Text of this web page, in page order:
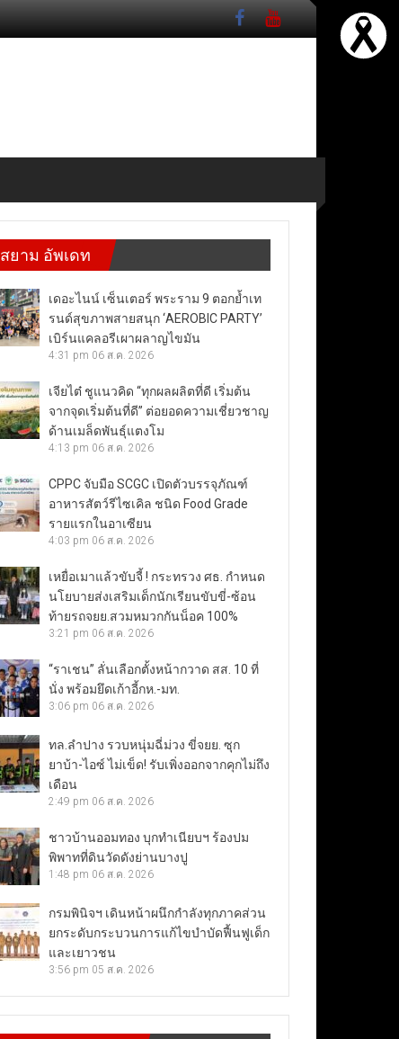
สยาม อัพเดท
เดอะไนน์ เซ็นเตอร์ พระราม 9 ตอกย้ำเท
รนด์สุขภาพสายสนุก ‘AEROBIC PARTY’
เบิร์นแคลอรีเผาผลาญไขมัน
4:31 pm 06 ส.ค. 2026
เจียไต๋ ชูแนวคิด “ทุกผลผลิตที่ดี เริ่มต้น
จากจุดเริ่มต้นที่ดี” ต่อยอดความเชี่ยวชาญ
ด้านเมล็ดพันธุ์แตงโม
4:13 pm 06 ส.ค. 2026
CPPC จับมือ SCGC เปิดตัวบรรจุภัณฑ์
อาหารสัตว์รีไซเคิล ชนิด Food Grade
รายแรกในอาเซียน
4:03 pm 06 ส.ค. 2026
เหยื่อเมาแล้วขับจี้ ! กระทรวง ศธ. กำหนด
นโยบายส่งเสริมเด็กนักเรียนขับขี่-ซ้อน
ท้ายรถจยย.สวมหมวกกันน็อค 100%
3:21 pm 06 ส.ค. 2026
“ราเชน” ลั่นเลือกตั้งหน้ากวาด สส. 10 ที่
นั่ง พร้อมยึดเก้าอี้กห.-มท.
3:06 pm 06 ส.ค. 2026
ทล.ลำปาง รวบหนุ่มฉี่ม่วง ขี่จยย. ซุก
ยาบ้า-ไอซ์ ไม่เข็ด! รับเพิ่งออกจากคุกไม่ถึง
เดือน
2:49 pm 06 ส.ค. 2026
ชาวบ้านออมทอง บุกทำเนียบฯ ร้องปม
พิพาทที่ดินวัดดังย่านบางปู
1:48 pm 06 ส.ค. 2026
กรมพินิจฯ เดินหน้าผนึกกำลังทุกภาคส่วน
ยกระดับกระบวนการแก้ไขบำบัดฟื้นฟูเด็ก
และเยาวชน
3:56 pm 05 ส.ค. 2026